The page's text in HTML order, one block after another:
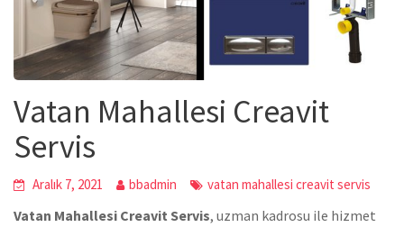
Vatan Mahallesi Creavit
Servis
Aralık 7, 2021 bbadmin vatan mahallesi creavit servis
Vatan Mahallesi Creavit Servis, uzman kadrosu ile hizmet